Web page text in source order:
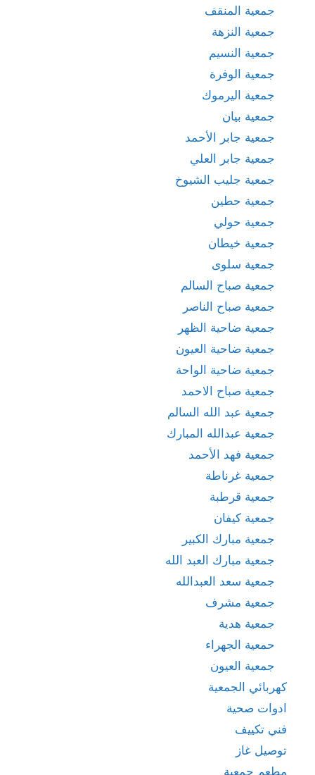
جمعية المنقف
جمعية النزهة
جمعية النسيم
جمعية الوفرة
جمعية اليرموك
جمعية بيان
جمعية جابر الأحمد
جمعية جابر العلي
جمعية جليب الشيوخ
جمعية حطين
جمعية حولي
جمعية خيطان
جمعية سلوى
جمعية صباح السالم
جمعية صباح الناصر
جمعية ضاحية الظهر
جمعية ضاحية العيون
جمعية ضاحية الواحة
جمعية صباح الاحمد
جمعية عبد الله السالم
جمعية عبدالله المبارك
جمعية فهد الأحمد
جمعية غرناطة
جمعية قرطبة
جمعية كيفان
جمعية مبارك الكبير
جمعية مبارك العبد الله
جمعية سعد العبدالله
جمعية مشرف
جمعية هدية
حمعية الجهراء
جمعية العيون
كهربائي الجمعية
ادوات صحية
فني تكييف
توصيل غاز
مطعم جمعية